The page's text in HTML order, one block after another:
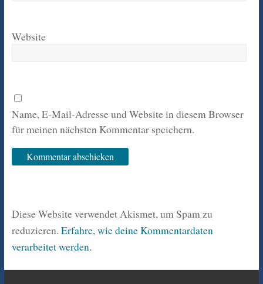
Website
Name, E-Mail-Adresse und Website in diesem Browser
für meinen nächsten Kommentar speichern.
Diese Website verwendet Akismet, um Spam zu
reduzieren. Erfahre, wie deine Kommentardaten
verarbeitet werden.